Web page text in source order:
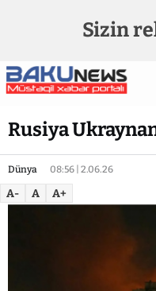
Sizin
Rusiya
Dünya 08:56 | 2.06.26
A- A A+